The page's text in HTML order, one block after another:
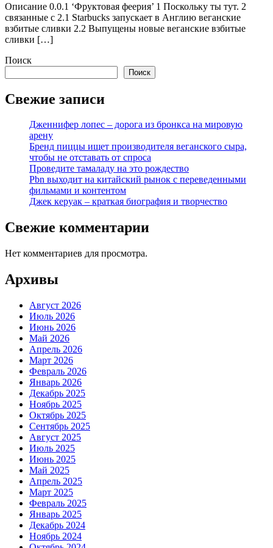
Описание 0.0.1 ‘Фруктовая феерия’ 1 Поскольку ты тут. 2
связанные с 2.1 Starbucks запускает в Англию веганские
взбитые сливки 2.2 Выпущены новые веганские взбитые
сливки […]
Поиск
Поиск
Свежие записи
Дженнифер лопес – дорога из бронкса на мировую
арену
Бренд пиццы ищет производителя веганского сыра,
чтобы не отставать от спроса
Проведите тамаладу на это рождество
Pbn выходит на китайский рынок с переведенными
фильмами и контентом
Джек керуак – краткая биография и творчество
Свежие комментарии
Нет комментариев для просмотра.
Архивы
Август 2026
Июль 2026
Июнь 2026
Май 2026
Апрель 2026
Март 2026
Февраль 2026
Январь 2026
Декабрь 2025
Ноябрь 2025
Октябрь 2025
Сентябрь 2025
Август 2025
Июль 2025
Июнь 2025
Май 2025
Апрель 2025
Март 2025
Февраль 2025
Январь 2025
Декабрь 2024
Ноябрь 2024